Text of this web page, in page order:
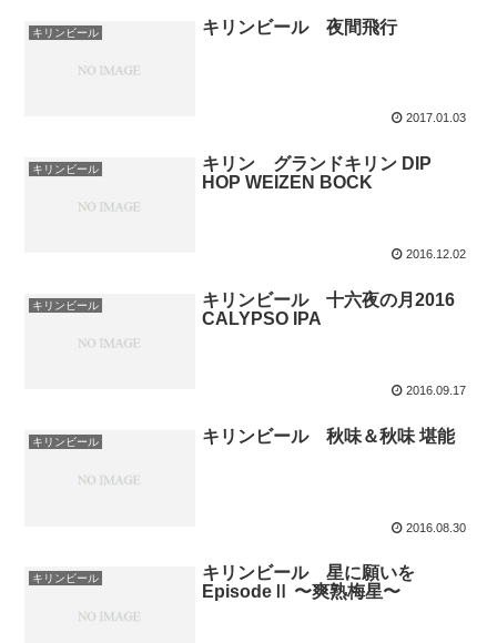
キリンビール キリンビール 夜間飛行
2017.01.03
キリンビール
キリン グランドキリン DIP
HOP WEIZEN BOCK
2016.12.02
キリンビール
キリンビール 十六夜の月2016
CALYPSO IPA
2016.09.17
キリンビール キリンビール 秋味＆秋味 堪能
2016.08.30
キリンビール
キリンビール 星に願いを
EpisodeⅡ 〜爽熟梅星〜